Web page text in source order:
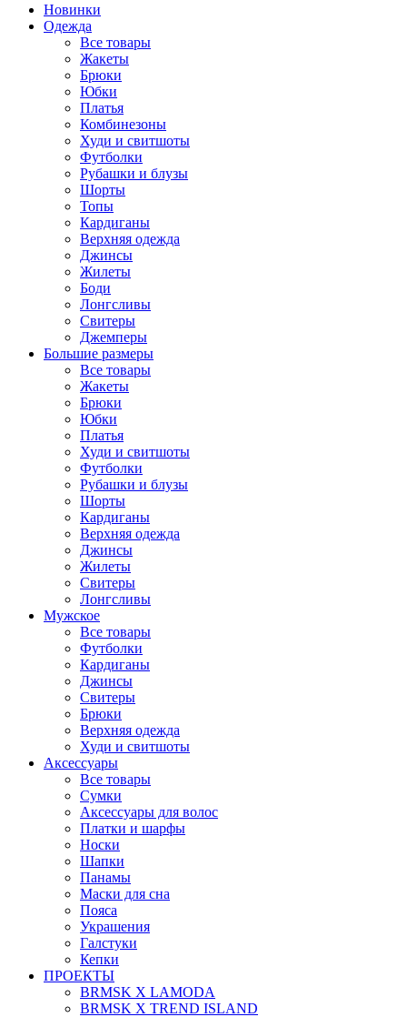
Новинки
Одежда
Все товары
Жакеты
Брюки
Юбки
Платья
Комбинезоны
Худи и свитшоты
Футболки
Рубашки и блузы
Шорты
Топы
Кардиганы
Верхняя одежда
Джинсы
Жилеты
Боди
Лонгсливы
Свитеры
Джемперы
Большие размеры
Все товары
Жакеты
Брюки
Юбки
Платья
Худи и свитшоты
Футболки
Рубашки и блузы
Шорты
Кардиганы
Верхняя одежда
Джинсы
Жилеты
Свитеры
Лонгсливы
Мужское
Все товары
Футболки
Кардиганы
Джинсы
Свитеры
Брюки
Верхняя одежда
Худи и свитшоты
Аксессуары
Все товары
Сумки
Аксессуары для волос
Платки и шарфы
Носки
Шапки
Панамы
Маски для сна
Пояса
Украшения
Галстуки
Кепки
ПРОЕКТЫ
BRMSK X LAMODA
BRMSK X TREND ISLAND